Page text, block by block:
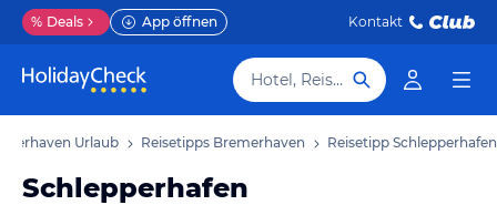
% Deals App öffnen Kontakt
Hotel, Reiseziel
Urlaub Reisetipps Bremerhaven Reisetipp Schlepperhafen
Schlepperhafen